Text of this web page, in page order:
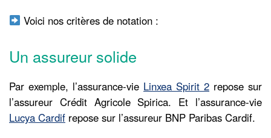
Voici nos critères de notation :
Un assureur solide
Par exemple, l’assurance-vie Linxea Spirit 2 repose sur
l’assureur Crédit Agricole Spirica. Et l’assurance-vie
Lucya Cardif repose sur l’assureur BNP Paribas Cardif.